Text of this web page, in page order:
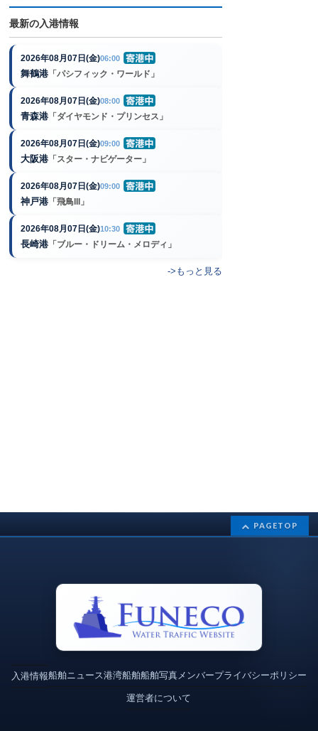
最新の入港情報
2026年08月07日(金)06:00
舞鶴港 「パシフィック・ワールド」
2026年08月07日(金)08:00
青森港 「ダイヤモンド・プリンセス」
2026年08月07日(金)09:00
大阪港 「スター・ナビゲーター」
2026年08月07日(金)09:00
神戸港 「飛鳥III」
2026年08月07日(金)10:30
長崎港 「ブルー・ドリーム・メロディ」
->もっと見る
PAGETOP
入港情報船舶ニュース港湾船舶船舶写真メンバープライバシーポリシー
運営者について